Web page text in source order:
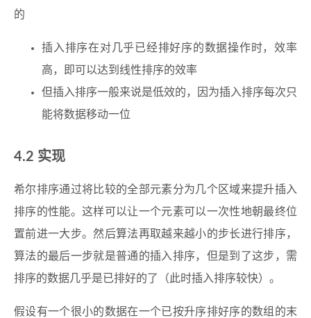
的
插入排序在对几乎已经排好序的数据操作时，效率
高，即可以达到线性排序的效率
但插入排序一般来说是低效的，因为插入排序每次只
能将数据移动一位
实现
希尔排序通过将比较的全部元素分为几个区域来提升插入
排序的性能。这样可以让一个元素可以一次性地朝最终位
置前进一大步。然后算法再取越来越小的步长进行排序，
算法的最后一步就是普通的插入排序，但是到了这步，需
排序的数据几乎是已排好的了（此时插入排序较快）。
假设有一个很小的数据在一个已按升序排好序的数组的末